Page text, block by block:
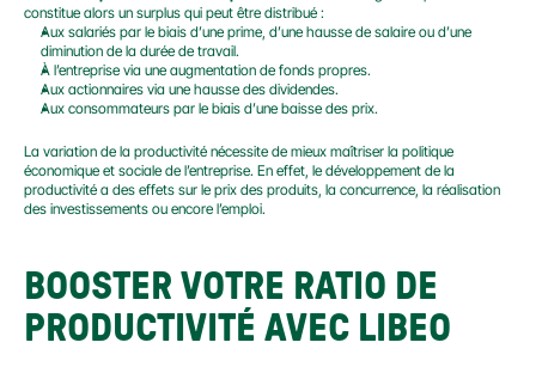
constitue alors un surplus qui peut être distribué :
Aux salariés par le biais d’une prime, d’une hausse de salaire ou d’une
diminution de la durée de travail.
À l’entreprise via une augmentation de fonds propres.
Aux actionnaires via une hausse des dividendes.
Aux consommateurs par le biais d’une baisse des prix.
La variation de la productivité nécessite de mieux maîtriser la politique
économique et sociale de l’entreprise. En effet, le développement de la
productivité a des effets sur le prix des produits, la concurrence, la réalisation
des investissements ou encore l’emploi.
BOOSTER VOTRE RATIO DE
PRODUCTIVITÉ AVEC LIBEO